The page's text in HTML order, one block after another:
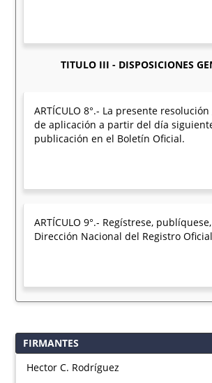
TITULO III - DISPOSICIONES
ARTÍCULO 8°.- La presente
de aplicación a partir del día
publicación en el Boletín Oficial.
ARTÍCULO 9°.- Regístrese,
Dirección Nacional del Registro
FIRMANTES
Hector C. Rodríguez